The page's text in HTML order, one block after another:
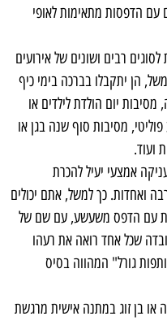
עם הדפסות מתאימות לאופי
רבים ושונים של אירועים
הן יתקבלו בברכה בימי כיף
יום הולדת לילדים או
מסיבות סוף שנה בגן או
ועוד.
אמצעי יעיל להכרת
ואחדות. כך למשל, אתם יכולים
עם הדפס משעשע, עם שם של
שכל אחד רואה את רעהו
גורל" המהווה בסיס
או בן זוג במתנה אישית מרגשת